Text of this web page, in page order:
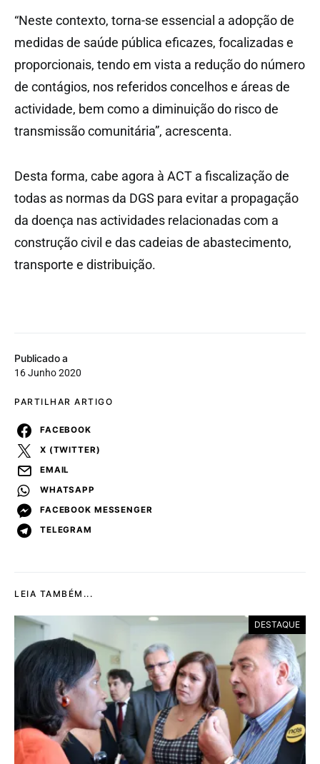
Publicado a
16 Junho 2020
PARTILHAR ARTIGO
FACEBOOK
X (TWITTER)
EMAIL
WHATSAPP
FACEBOOK MESSENGER
TELEGRAM
“Neste contexto, torna-se essencial a adopção de
medidas de saúde pública eficazes, focalizadas e
proporcionais, tendo em vista a redução do número
de contágios, nos referidos concelhos e áreas de
actividade, bem como a diminuição do risco de
transmissão comunitária”, acrescenta.
Desta forma, cabe agora à ACT a fiscalização de
todas as normas da DGS para evitar a propagação
da doença nas actividades relacionadas com a
construção civil e das cadeias de abastecimento,
transporte e distribuição.
LEIA TAMBÉM...
DESTAQUE